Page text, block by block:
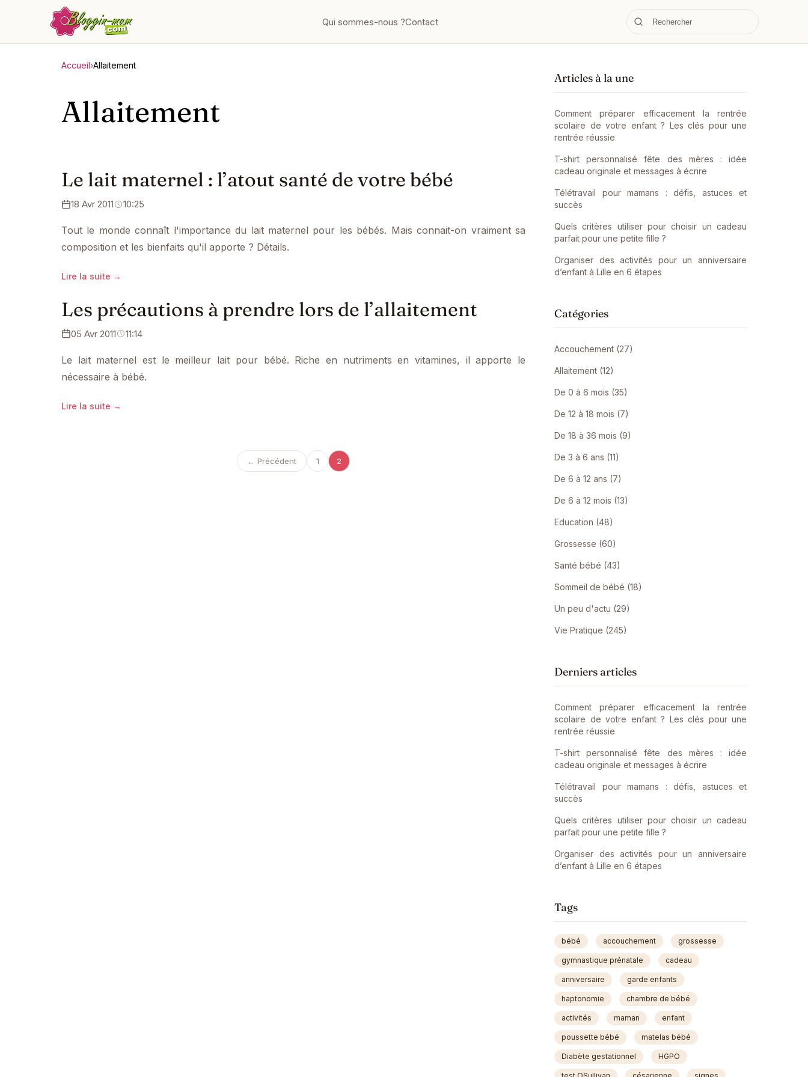
Qui sommes-nous ?Contact
Accueil›Allaitement
Allaitement
Le lait maternel : l’atout santé de votre bébé
18 Avr 2011 10:25
Tout le monde connaît l'importance du lait maternel pour les bébés. Mais connait-on vraiment sa
composition et les bienfaits qu'il apporte ? Détails.
Lire la suite →
Les précautions à prendre lors de l’allaitement
05 Avr 2011 11:14
Le lait maternel est le meilleur lait pour bébé. Riche en nutriments en vitamines, il apporte le
nécessaire à bébé.
Lire la suite →
← Précédent 1 2
Articles à la une
Comment préparer efficacement la rentrée
scolaire de votre enfant ? Les clés pour une
rentrée réussie
T-shirt personnalisé fête des mères : idée
cadeau originale et messages à écrire
Télétravail pour mamans : défis, astuces et
succès
Quels critères utiliser pour choisir un cadeau
parfait pour une petite fille ?
Organiser des activités pour un anniversaire
d’enfant à Lille en 6 étapes
Catégories
Accouchement (27)
Allaitement (12)
De 0 à 6 mois (35)
De 12 à 18 mois (7)
De 18 à 36 mois (9)
De 3 à 6 ans (11)
De 6 à 12 ans (7)
De 6 à 12 mois (13)
Education (48)
Grossesse (60)
Santé bébé (43)
Sommeil de bébé (18)
Un peu d'actu (29)
Vie Pratique (245)
Derniers articles
Comment préparer efficacement la rentrée
scolaire de votre enfant ? Les clés pour une
rentrée réussie
T-shirt personnalisé fête des mères : idée
cadeau originale et messages à écrire
Télétravail pour mamans : défis, astuces et
succès
Quels critères utiliser pour choisir un cadeau
parfait pour une petite fille ?
Organiser des activités pour un anniversaire
d’enfant à Lille en 6 étapes
Tags
bébé accouchement grossesse
gymnastique prénatale cadeau
anniversaire garde enfants
haptonomie chambre de bébé
activités maman enfant
poussette bébé matelas bébé
Diabète gestationnel HGPO